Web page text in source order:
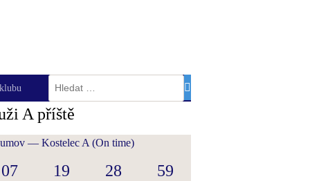
Vyhledávání
A příště
— Kostelec A (On time)
07 19 28 59